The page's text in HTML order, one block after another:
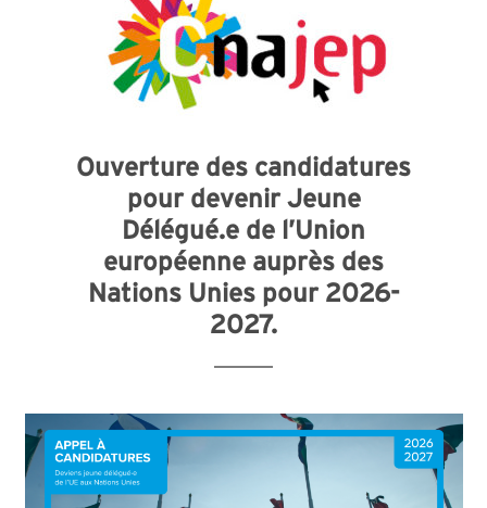
Ouverture des candidatures
pour devenir Jeune
Délégué.e de l’Union
européenne auprès des
Nations Unies pour 2026-
2027.